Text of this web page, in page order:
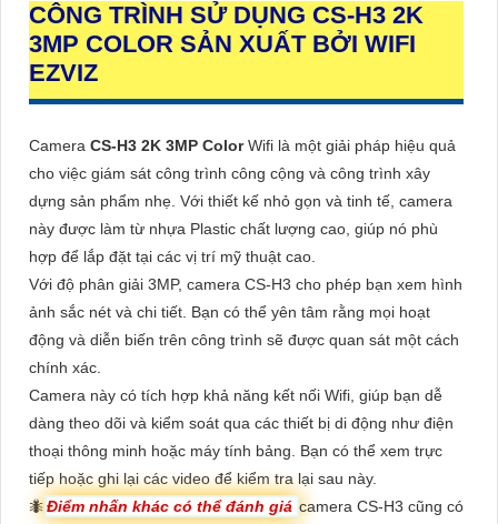
CÔNG TRÌNH SỬ DỤNG CS-H3 2K
3MP COLOR SẢN XUẤT BỞI WIFI
EZVIZ
Camera CS-H3 2K 3MP ColorWifi là một giải pháp hiệu quả
cho việc giám sát công trình công cộng và công trình xây
dựng sản phẩm nhẹ. Với thiết kế nhỏ gọn và tinh tế, camera
này được làm từ nhựa Plastic chất lượng cao, giúp nó phù
hợp để lắp đặt tại các vị trí mỹ thuật cao.
Với độ phân giải 3MP, camera CS-H3 cho phép bạn xem hình
ảnh sắc nét và chi tiết. Bạn có thể yên tâm rằng mọi hoạt
động và diễn biến trên công trình sẽ được quan sát một cách
chính xác.
Camera này có tích hợp khả năng kết nối Wifi, giúp bạn dễ
dàng theo dõi và kiểm soát qua các thiết bị di động như điện
thoại thông minh hoặc máy tính bảng. Bạn có thể xem trực
tiếp hoặc ghi lại các video để kiểm tra lại sau này.
🐜Điểm nhấn khác có thể đánh giá camera CS-H3 cũng có